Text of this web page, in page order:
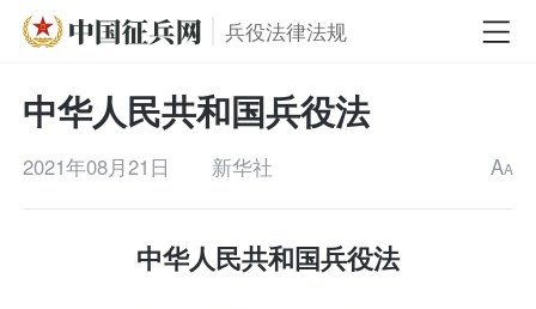
兵役法律法规
中华人民共和国兵役法
2021年08月21日 新华社 AA
中华人民共和国兵役法